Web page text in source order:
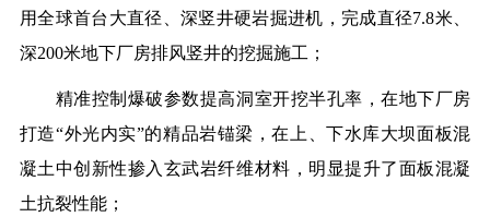
用全球首台大直径、深竖井硬岩掘进机， 完成直径7.8米、
深200米地下厂房排风竖井的挖掘施工；
精准控制爆破参数提高洞室开挖半孔率，在地下厂房
打造“外光内实”的精品岩锚梁，在上、下水库大坝面板混
凝土中创新性掺入玄武岩纤维材料， 明显提升了面板混凝
土抗裂性能；